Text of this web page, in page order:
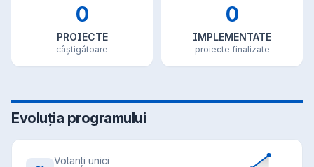
0
PROIECTE
câștigătoare
0
IMPLEMENTATE
proiecte finalizate
Evoluția programului
Votanți unici